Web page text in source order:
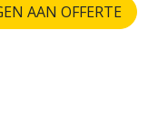
AAN OFFERTE